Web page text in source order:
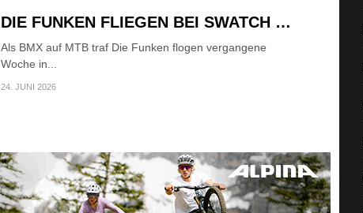
DIE FUNKEN FLIEGEN BEI SWATCH …
Als BMX auf MTB traf Die Funken flogen vergangene
Woche in...
24. JUNI 2026